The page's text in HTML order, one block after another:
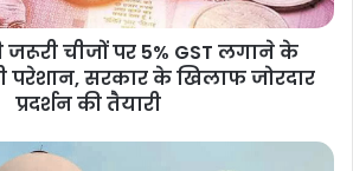
जरूरी चीजों पर 5% GST लगाने के
परेशान, सरकार के खिलाफ जोरदार
प्रदर्शन की तैयारी